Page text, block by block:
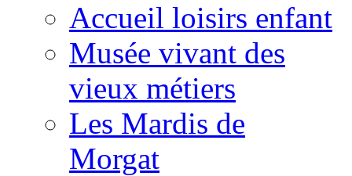
Accueil loisirs enfant
Musée vivant des
vieux métiers
Les Mardis de
Morgat